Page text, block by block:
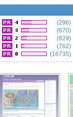
(296)
(670)
(829)
(762)
(16735)